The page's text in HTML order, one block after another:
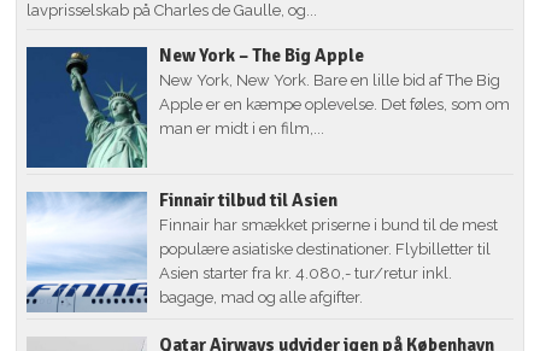
lavprisselskab på Charles de Gaulle, og...
New York – The Big Apple
New York, New York. Bare en lille bid af The Big
Apple er en kæmpe oplevelse. Det føles, som om
man er midt i en film,...
Finnair tilbud til Asien
Finnair har smækket priserne i bund til de mest
populære asiatiske destinationer. Flybilletter til
Asien starter fra kr. 4.080,- tur/retur inkl.
bagage, mad og alle afgifter.
Qatar Airways udvider igen på København